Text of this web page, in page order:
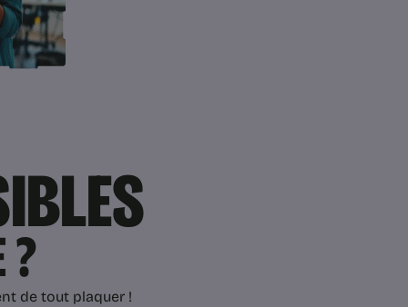
?
de tout plaquer !